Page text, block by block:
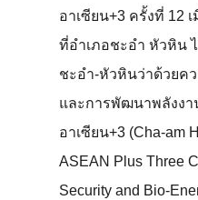
อาเซียน+3 ครั้งที่ 12
ที่อำเภอชะอำ หัวหิน
ชะอำ-หัวหินว่าด้วยค
และการพัฒนาพลังง
อาเซียน+3 (Cha-am
ASEAN Plus Three
Security and Bio-